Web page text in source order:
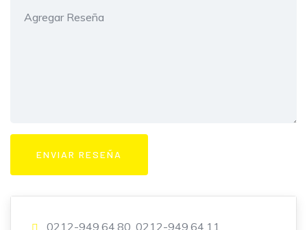
0212-949.64.80, 0212-949.64.11